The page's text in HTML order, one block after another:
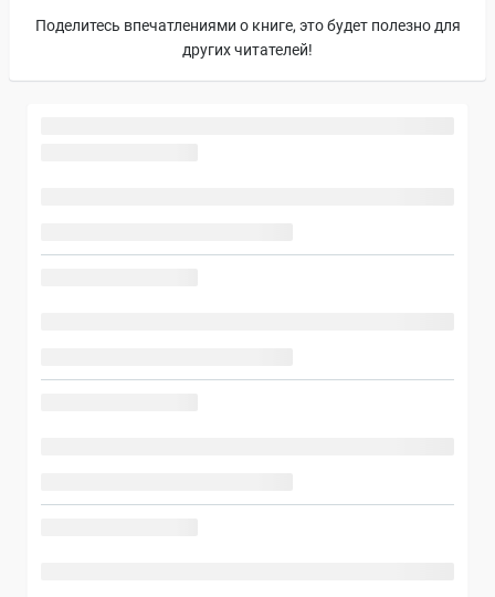
Поделитесь впечатлениями о книге, это будет полезно для
других читателей!